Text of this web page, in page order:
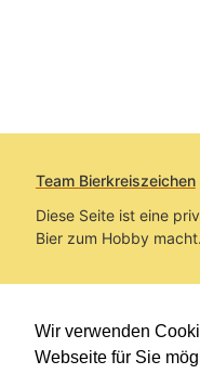
Wir verwenden
Webseite für Sie
Team Bierkreiszeichen
Diese Seite ist eine
Bier zum Hobby macht.
Sie befinden sich auf
im Pfad:Übers Bier/